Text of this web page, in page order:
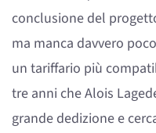
conclusione del
ma manca davvero
un tariffario più
tre anni che Alois
grande dedizione e